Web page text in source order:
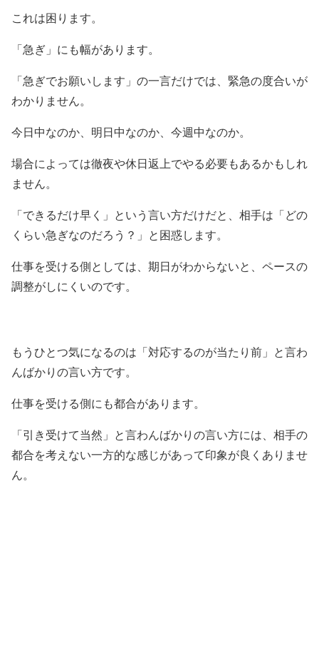
これは困ります。
「急ぎ」にも幅があります。
「急ぎでお願いします」の一言だけでは、緊急の度合いが
わかりません。
今日中なのか、明日中なのか、今週中なのか。
場合によっては徹夜や休日返上でやる必要もあるかもしれ
ません。
「できるだけ早く」という言い方だけだと、相手は「どの
くらい急ぎなのだろう？」と困惑します。
仕事を受ける側としては、期日がわからないと、ペースの
調整がしにくいのです。
もうひとつ気になるのは「対応するのが当たり前」と言わ
んばかりの言い方です。
仕事を受ける側にも都合があります。
「引き受けて当然」と言わんばかりの言い方には、相手の
都合を考えない一方的な感じがあって印象が良くありませ
ん。